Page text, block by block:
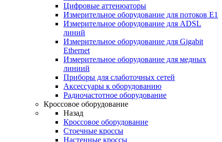
Цифровые аттенюаторы
Измерительное оборудование для потоков Е1
Измерительное оборудование для ADSL
линий
Измерительное оборудование для Gigabit
Ethernet
Измерительное оборудование для медных
линиий
Приборы для слаботочных сетей
Аксессуары к оборудованию
Радиочастотное оборудование
Кроссовое оборудование
Назад
Кроссовое оборудование
Стоечные кроссы
Настенные кроссы